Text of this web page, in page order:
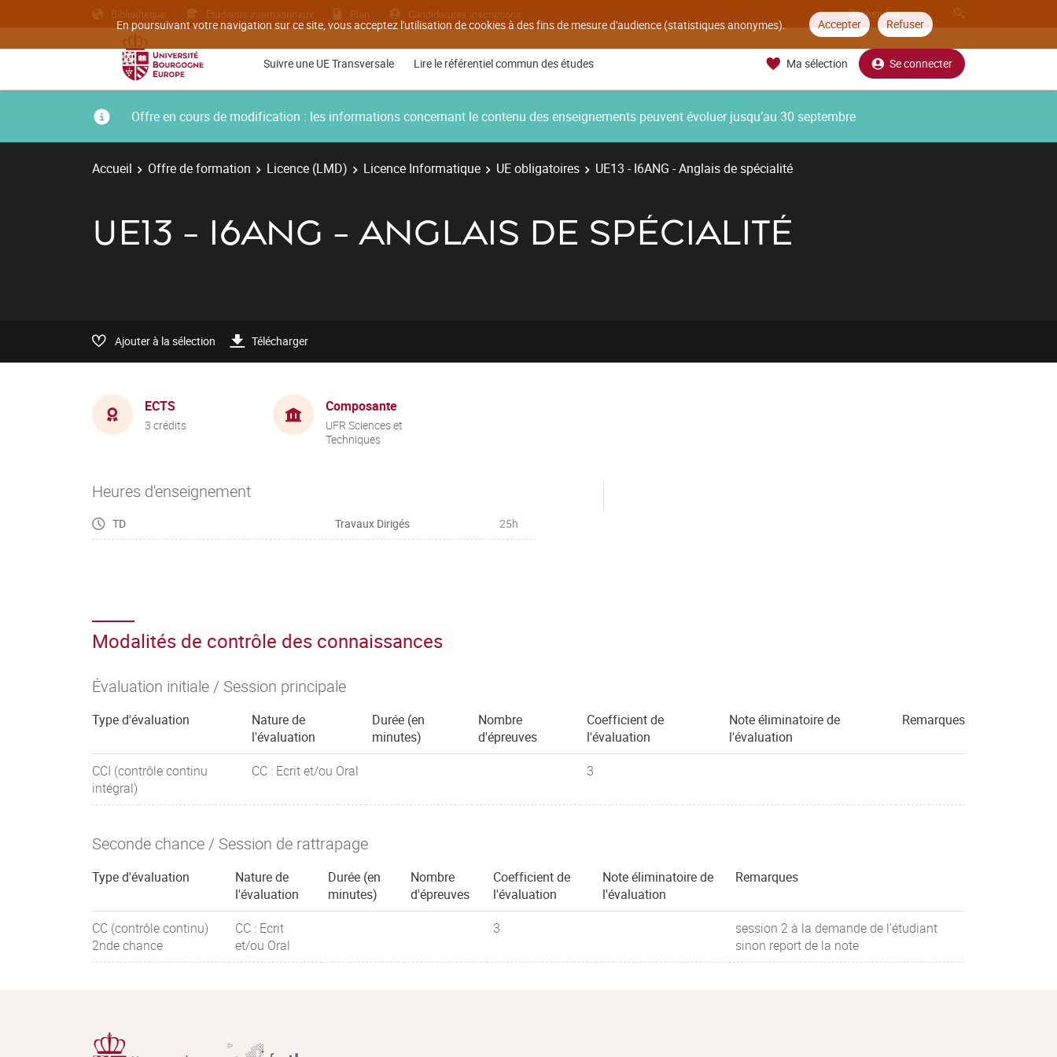
En poursuivant votre navigation sur ce site, vous acceptez l'utilisation de cookies à des fins de mesure d'audience (statistiques anonymes). Accepter Refuser
Bibliothèque Etudiants internationaux Plan Candidatures inscriptions
Suivre une UE Transversale Lire le référentiel commun des études Ma sélection Se connecter
Offre en cours de modification : les informations concernant le contenu des enseignements peuvent évoluer jusqu’au 30 septembre
Accueil Offre de formation Licence (LMD) Licence Informatique UE obligatoires UE13 - I6ANG - Anglais de spécialité
UE13 - I6ANG - ANGLAIS DE SPÉCIALITÉ
Ajouter à la sélection Télécharger
ECTS
3 crédits
Composante
UFR Sciences et
Techniques
Heures d'enseignement
TD Travaux Dirigés 25h
Modalités de contrôle des connaissances
Évaluation initiale / Session principale
Type d'évaluation
Nature de
l'évaluation
Durée (en
minutes)
Nombre
d'épreuves
Coefficient de
l'évaluation
Note éliminatoire de
l'évaluation
Remarques
CCI (contrôle continu
intégral)
CC : Ecrit et/ou Oral 3
Seconde chance / Session de rattrapage
Type d'évaluation
Nature de
l'évaluation
Durée (en
minutes)
Nombre
d'épreuves
Coefficient de
l'évaluation
Note éliminatoire de
l'évaluation
Remarques
CC (contrôle continu)
2nde chance
CC : Ecrit
et/ou Oral
3
session 2 à la demande de l'étudiant
sinon report de la note